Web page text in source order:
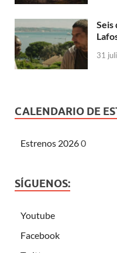
Seis
31
CALENDARIO DE
Estrenos 20260
SÍGUENOS:
Youtube
Facebook